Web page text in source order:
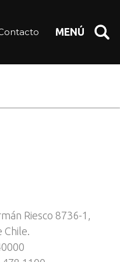
MENÚ
Riesco 8736-1,